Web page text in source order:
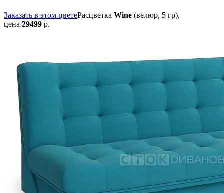
Заказать в этом цветеРасцветка Wine (велюр, 5 гр),
цена 29499 р.